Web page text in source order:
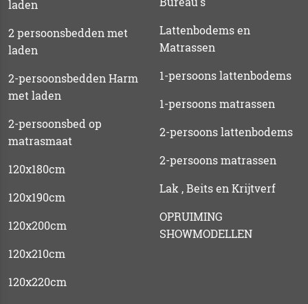
laden
2 persoonsbedden met
laden
2-persoonsbedden Harm
met laden
2-persoonsbed op
matrasmaat
120x180cm
120x190cm
120x200cm
120x210cm
120x220cm
Lattenbodems en
Matrassen
1-persoons lattenbodems
1-persoons matrassen
2-persoons lattenbodems
2-persoons matrassen
Lak , Beits en Krijtverf
OPRUIMING
SHOWMODELLEN